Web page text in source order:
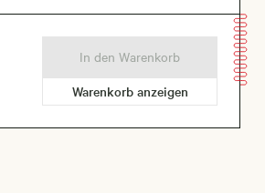
In den Warenkorb
Warenkorb anzeigen